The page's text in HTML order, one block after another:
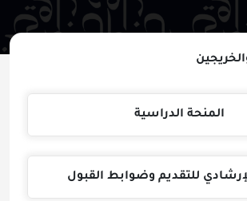
المنحة الدراسية
للتقديم وضوابط القبول